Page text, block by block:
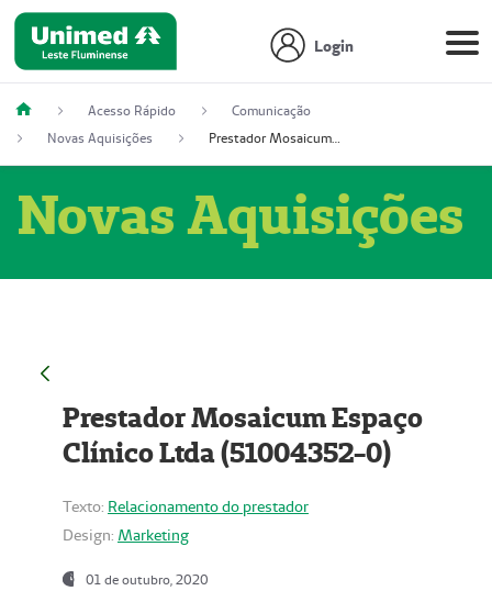
Login
Acesso Rápido
Comunicação
Novas Aquisições
Prestador Mosaicum Espaço Clínico Ltda (51004352-0)
Novas Aquisições
Prestador Mosaicum Espaço
Clínico Ltda (51004352-0)
Texto: Relacionamento do prestador
Design: Marketing
01 de outubro, 2020